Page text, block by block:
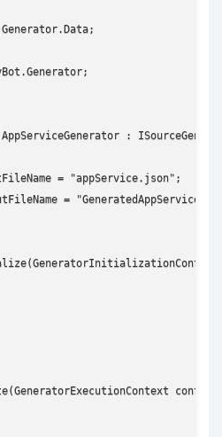
:
= "appService.json";
=